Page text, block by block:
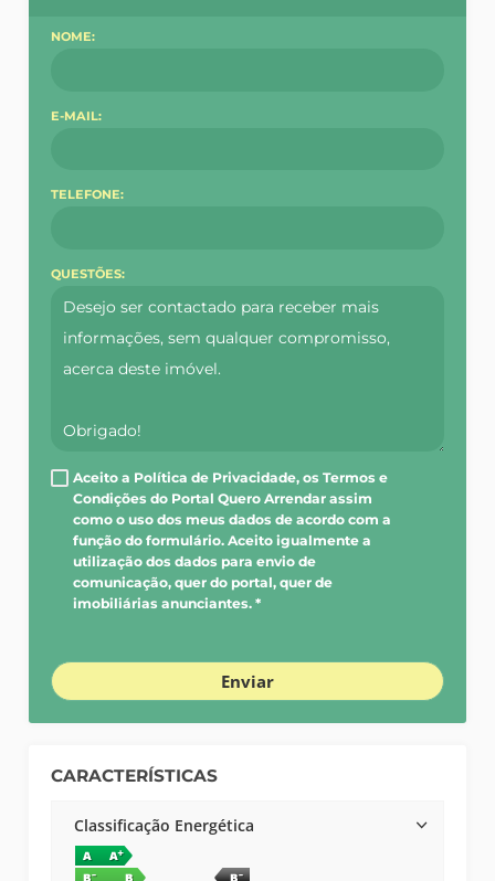
NOME:
E-MAIL:
TELEFONE:
QUESTÕES:
Aceito a Política de Privacidade, os Termos e
Condições do Portal Quero Arrendar assim
como o uso dos meus dados de acordo com a
função do formulário. Aceito igualmente a
utilização dos dados para envio de
comunicação, quer do portal, quer de
imobiliárias anunciantes. *
Enviar
CARACTERÍSTICAS
Classificação Energética